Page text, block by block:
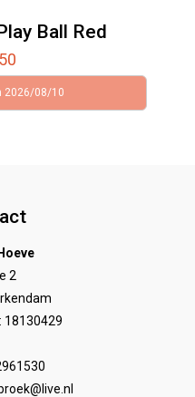
Ball Red
2026/08/10
2
18130429